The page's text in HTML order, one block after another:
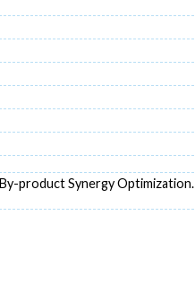
product Synergy Optimization.